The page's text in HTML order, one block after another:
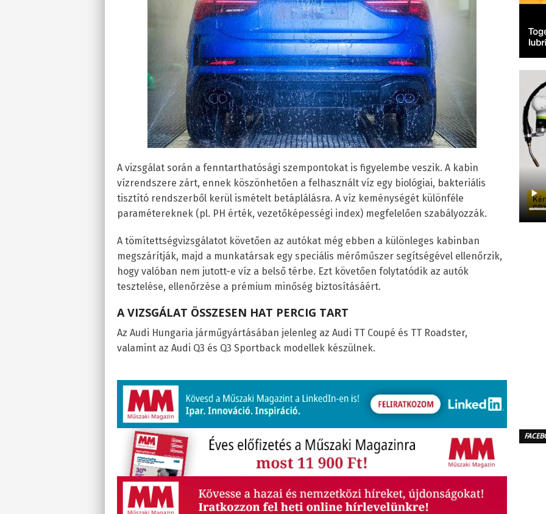
A vizsgálat során a fenntarthatósági szempontokat is figyelembe veszik. A kabin
vízrendszere zárt, ennek köszönhetően a felhasznált víz egy biológiai, bakteriális
tisztító rendszerből kerül ismételt betáplálásra. A víz keménységét különféle
paramétereknek (pl. PH érték, vezetőképességi index) megfelelően szabályozzák.
A tömítettségvizsgálatot követően az autókat még ebben a különleges kabinban
megszárítják, majd a munkatársak egy speciális mérőműszer segítségével ellenőrzik,
hogy valóban nem jutott-e víz a belső térbe. Ezt követően folytatódik az autók
tesztelése, ellenőrzése a prémium minőség biztosításáért.
A VIZSGÁLAT ÖSSZESEN HAT PERCIG TART
Az Audi Hungaria járműgyártásában jelenleg az Audi TT Coupé és TT Roadster,
valamint az Audi Q3 és Q3 Sportback modellek készülnek.